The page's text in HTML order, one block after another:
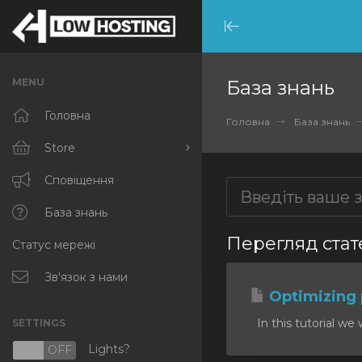
Minimize
Menu
MENU
Головна
Store
Browse All
RKVMPROTECTED
IKVMPROTECTED
XKVMPROTECTED
Protected Web Hosting
Сповіщення
База знань
Статус мережі
Зв'язок з нами
SETTINGS
OFF Lights?
База знань
Головна База знань
Перегляд
Optimizing
In this tutorial we